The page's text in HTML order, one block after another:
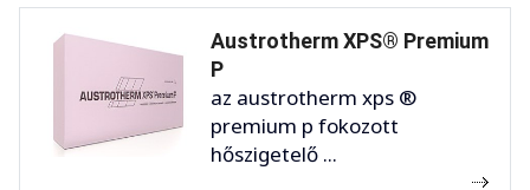
Austrotherm XPS® Premium
P
az austrotherm xps ®
premium p fokozott
hőszigetelő ...